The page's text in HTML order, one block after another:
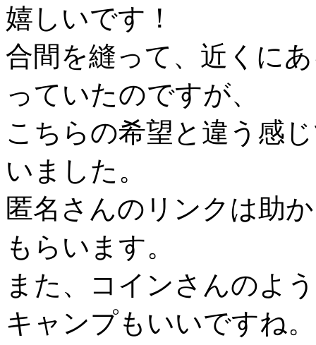
嬉しいです！
合間を縫って、近くに
っていたのですが、
こちらの希望と違う感
いました。
匿名さんのリンクは助
もらいます。
また、コインさんのよ
キャンプもいいですね